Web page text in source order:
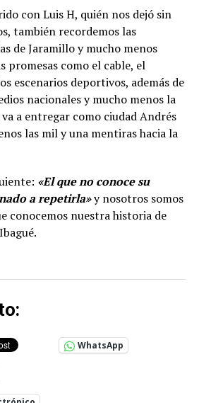
con Luis H, quién nos dejó sin
también recordemos las
de Jaramillo y mucho menos
promesas como el cable, el
escenarios deportivos, además de
nacionales y mucho menos la
a entregar como ciudad Andrés
las mil y una mentiras hacia la
«El que no conoce su
a repetirla»y nosotros somos
conocemos nuestra historia de
WhatsApp